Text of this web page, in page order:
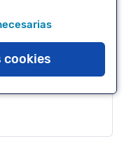
Cálida
cookies